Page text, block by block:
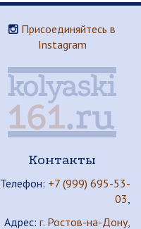
Присоединяйтесь в
Instagram
Контакты
Телефон: +7 (999) 695-53-
03
Адрес: г. Ростов-на-Дону,